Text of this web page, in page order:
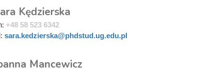
Kędzierska
+48 58 523 6342
sara.kedzierska@phdstud.ug.edu.pl
Mancewicz